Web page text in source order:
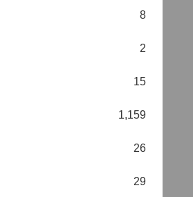
8
2
15
1,159
26
29